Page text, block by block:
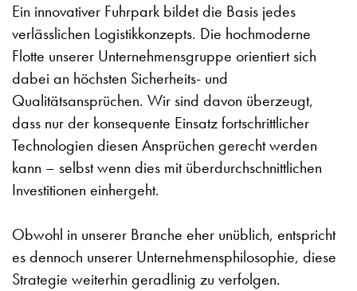
Ein innovativer Fuhrpark bildet die Basis jedes
verlässlichen Logistikkonzepts. Die hochmoderne
Flotte unserer Unternehmensgruppe orientiert sich
dabei an höchsten Sicherheits- und
Qualitätsansprüchen. Wir sind davon überzeugt,
dass nur der konsequente Einsatz fortschrittlicher
Technologien diesen Ansprüchen gerecht werden
kann – selbst wenn dies mit überdurchschnittlichen
Investitionen einhergeht.
Obwohl in unserer Branche eher unüblich, entspricht
es dennoch unserer Unternehmensphilosophie, diese
Strategie weiterhin geradlinig zu verfolgen.